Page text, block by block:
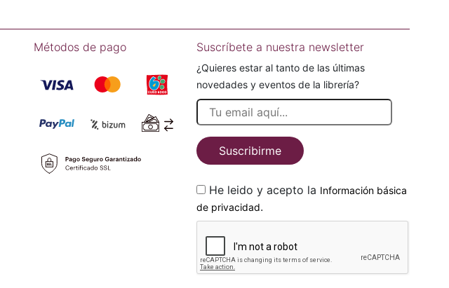
Métodos de pago Suscríbete a nuestra newsletter
¿Quieres estar al tanto de las últimas
novedades y eventos de la librería?
Suscribirme
He leido y acepto la Información básica
de privacidad.